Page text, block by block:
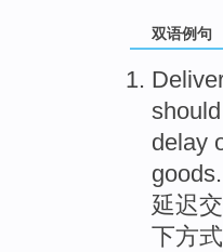
双语例句
should
delay
goods.
延迟
下方式